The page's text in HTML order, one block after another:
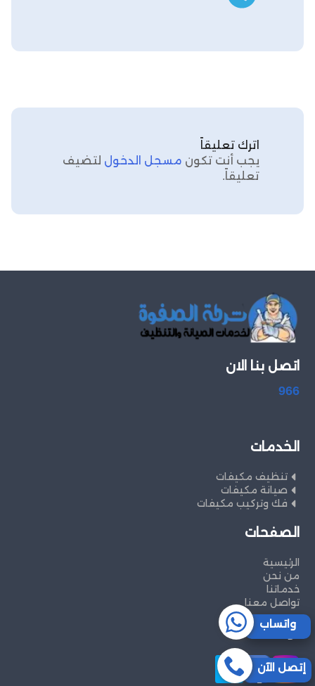
اترك تعليقاً
يجب أنت تكون مسجل الدخول لتضيف
تعليقاً.
واتساب
إتصل الآن
اتصل بنا الان
966
الخدمات
تنظيف مكيفات
صيانة مكيفات
فك وتركيب مكيفات
الصفحات
الرئيسية
من نحن
خدماتنا
تواصل معنا
تواصل معنا